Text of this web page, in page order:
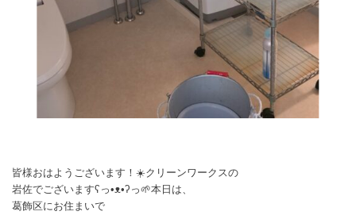
皆様おはようございます！☀️クリーンワークスの
岩佐でございますʕ⁠っ⁠•⁠ᴥ⁠•⁠ʔ⁠っ🌱本日は、
葛飾区にお住まいで